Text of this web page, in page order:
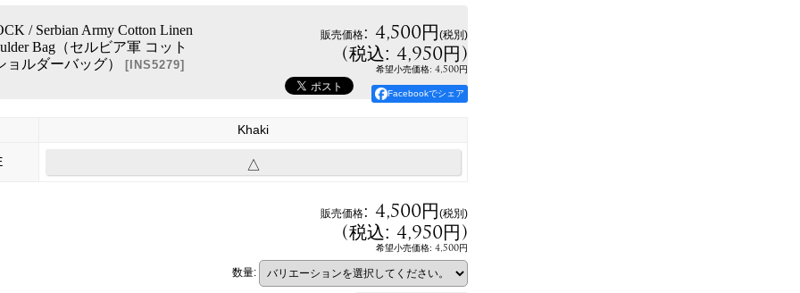
/ Serbian Army Cotton Linen
Bag（セルビア軍 コット
ョルダーバッグ）
[ INS5279]
販売価格: 4,500円(税別)
(税込: 4,950円)
希望小売価格: 4,500円
Facebookでシェア
Khaki
△
販売価格: 4,500円(税別)
(税込: 4,950円)
希望小売価格: 4,500円
数量: